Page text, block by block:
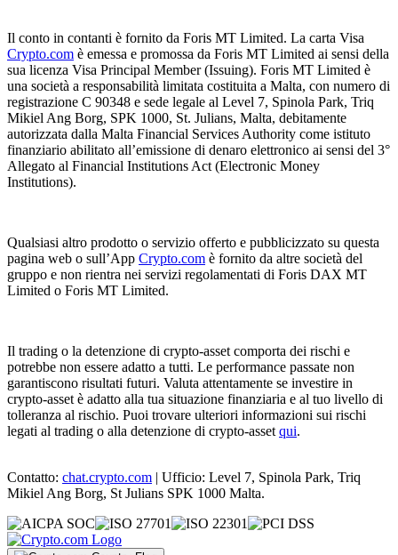
Il conto in contanti è fornito da Foris MT Limited. La carta Visa
Crypto.com è emessa e promossa da Foris MT Limited ai sensi della
sua licenza Visa Principal Member (Issuing). Foris MT Limited è
una società a responsabilità limitata costituita a Malta, con numero di
registrazione C 90348 e sede legale al Level 7, Spinola Park, Triq
Mikiel Ang Borg, SPK 1000, St. Julians, Malta, debitamente
autorizzata dalla Malta Financial Services Authority come istituto
finanziario abilitato all’emissione di denaro elettronico ai sensi del 3°
Allegato al Financial Institutions Act (Electronic Money
Institutions).
Qualsiasi altro prodotto o servizio offerto e pubblicizzato su questa
pagina web o sull’App Crypto.com è fornito da altre società del
gruppo e non rientra nei servizi regolamentati di Foris DAX MT
Limited o Foris MT Limited.
Il trading o la detenzione di crypto-asset comporta dei rischi e
potrebbe non essere adatto a tutti. Le performance passate non
garantiscono risultati futuri. Valuta attentamente se investire in
crypto-asset è adatto alla tua situazione finanziaria e al tuo livello di
tolleranza al rischio. Puoi trovare ulteriori informazioni sui rischi
legati al trading o alla detenzione di crypto-asset qui.
Contatto: chat.crypto.com | Ufficio: Level 7, Spinola Park, Triq
Mikiel Ang Borg, St Julians SPK 1000 Malta.